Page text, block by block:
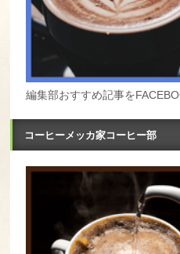
編集部おすすめ記事を
コーヒーメッカ家コーヒー部